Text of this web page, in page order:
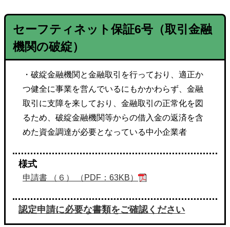
セーフティネット保証6号 （取引金融
機関の破綻）
・破綻金融機関と金融取引を行っており、適正か
つ健全に事業を営んでいるにもかかわらず、金融
取引に支障を来しており、金融取引の正常化を図
るため、破綻金融機関等からの借入金の返済を含
めた資金調達が必要となっている中小企業者
様式
申請書 （６） （PDF：63KB）
認定申請に必要な書類をご確認ください